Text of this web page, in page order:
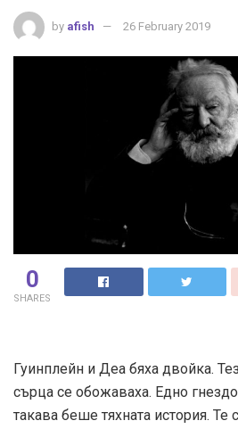
by afish 26 February 2019
0
SHARES
Гуинплейн и Деа бяха двойка.
сърца се обожаваха. Едно
такава беше тяхната история.